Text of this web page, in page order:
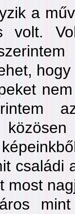
a
volt.
családi
most